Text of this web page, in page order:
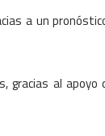
a un
gracias al